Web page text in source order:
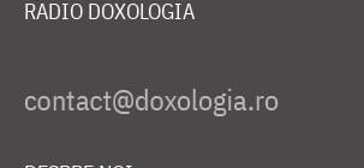
RADIO DOXOLOGIA